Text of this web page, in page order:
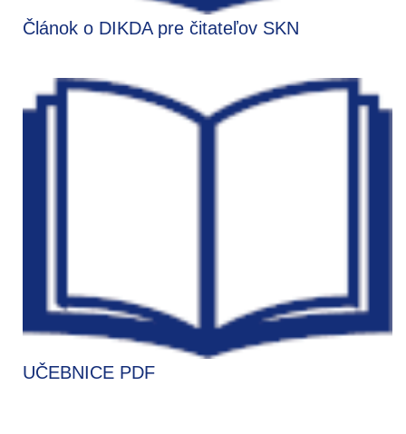
Článok o DIKDA pre čitateľov SKN
UČEBNICE PDF